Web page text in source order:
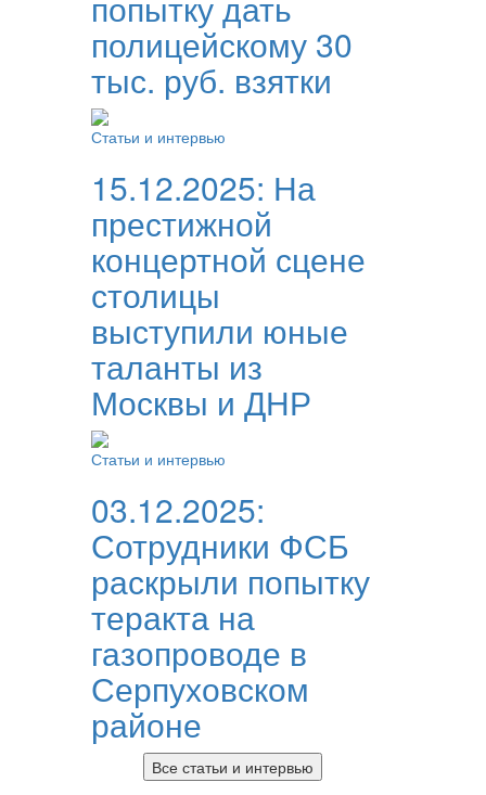
полицейскому 30
тыс. руб. взятки
Статьи и интервью
15.12.2025: На
престижной
концертной сцене
столицы
выступили юные
таланты из
Москвы и ДНР
Статьи и интервью
03.12.2025:
Сотрудники ФСБ
раскрыли попытку
теракта на
газопроводе в
Серпуховском
районе
Все статьи и интервью